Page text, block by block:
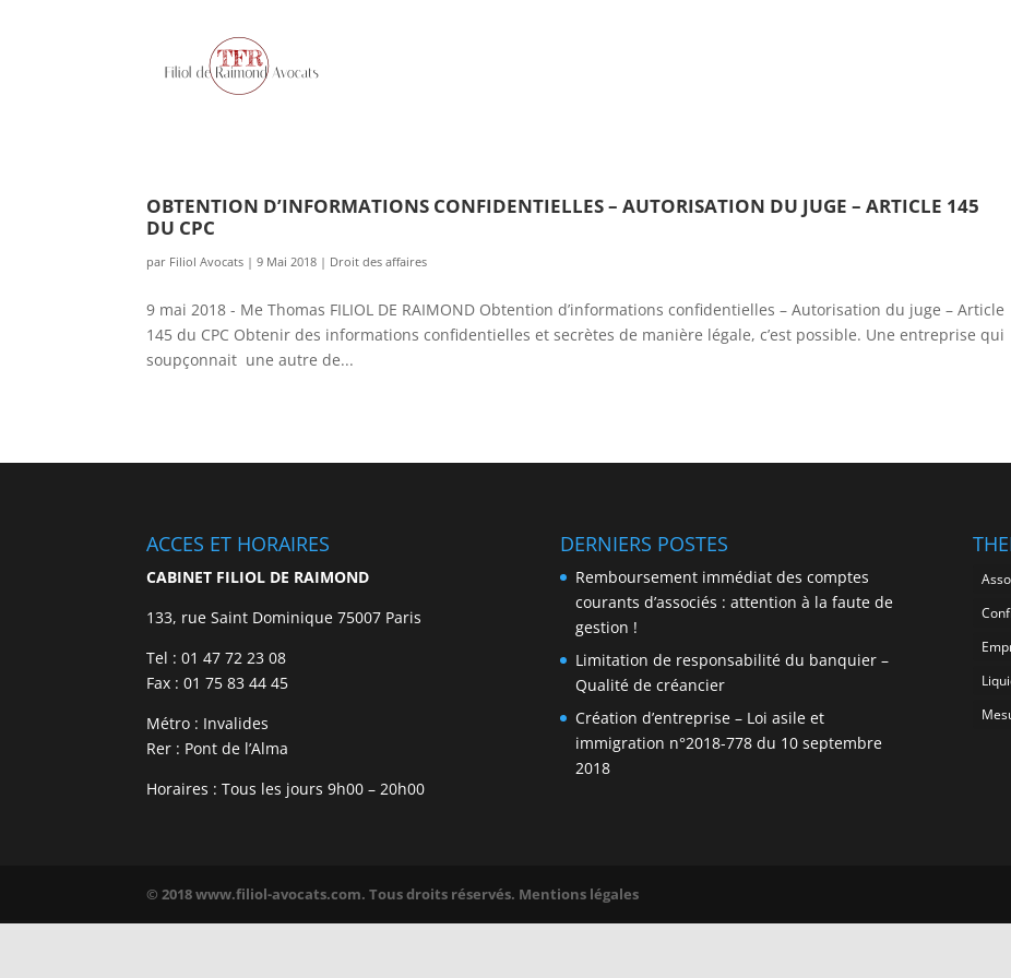
OBTENTION D’INFORMATIONS CONFIDENTIELLES – AUTORISATION DU JUGE – ARTICLE 145
DU CPC
par Filiol Avocats |9 Mai 2018 | Droit des affaires
9 mai 2018 - Me Thomas FILIOL DE RAIMOND Obtention d’informations confidentielles – Autorisation du juge – Article
145 du CPC Obtenir des informations confidentielles et secrètes de manière légale, c’est possible. Une entreprise qui
soupçonnait une autre de...
ACCES ET HORAIRES
CABINET FILIOL DE RAIMOND
133, rue Saint Dominique 75007 Paris
Tel : 01 47 72 23 08
Fax : 01 75 83 44 45
Métro : Invalides
Rer : Pont de l’Alma
Horaires : Tous les jours 9h00 – 20h00
DERNIERS POSTES
Remboursement immédiat des comptes
courants d’associés : attention à la faute de
gestion !
Limitation de responsabilité du banquier –
Qualité de créancier
Création d’entreprise – Loi asile et
immigration n°2018-778 du 10 septembre
2018
© 2018www.filiol-avocats.com.Tous droits réservés. Mentions légales